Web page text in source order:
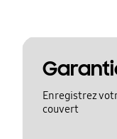
Enregistrez
couvert